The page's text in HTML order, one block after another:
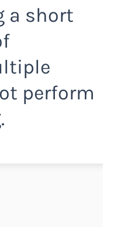
a short
perform